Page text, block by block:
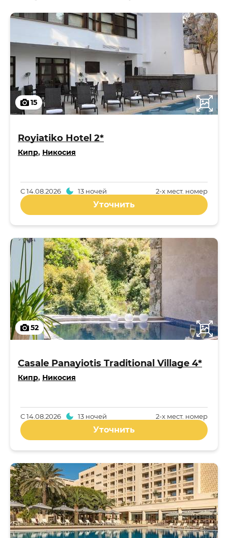
15
Royiatiko Hotel 2*
Кипр, Никосия
2-x мест. номер
С14.08.2026 13 ночей
Уточнить
52
Casale Panayiotis Traditional Village 4*
Кипр, Никосия
2-x мест. номер
С14.08.2026 13 ночей
Уточнить